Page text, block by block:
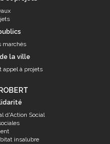
marchés
la ville
appel à projets
d'Action Social
insalubre